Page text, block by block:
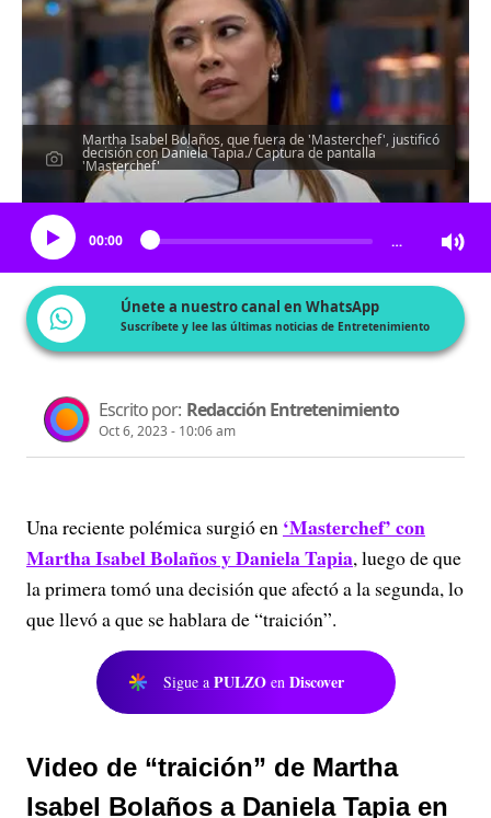
Martha Isabel Bolaños, que fuera de 'Masterchef', justificó
decisión con Daniela Tapia./ Captura de pantalla
'Masterchef'
Escucha el artículo
00:00 …
Únete a nuestro canal en WhatsApp
Suscríbete y lee las últimas noticias de Entretenimiento
Escrito por: Redacción Entretenimiento
Oct 6, 2023 - 10:06 am
Una reciente polémica surgió en ‘Masterchef’ con
Martha Isabel Bolaños y Daniela Tapia, luego de que
la primera tomó una decisión que afectó a la segunda, lo
que llevó a que se hablara de “traición”.
Sigue a PULZO en Discover
Video de “traición” de Martha
Isabel Bolaños a Daniela Tapia en